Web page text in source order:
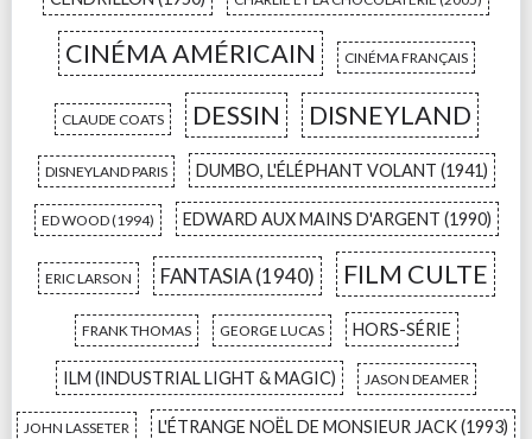
CINÉMA AMÉRICAIN CINÉMA FRANÇAIS
CLAUDE COATS DESSIN DISNEYLAND
DISNEYLAND PARIS DUMBO, L'ÉLÉPHANT VOLANT (1941)
ED WOOD (1994) EDWARD AUX MAINS D'ARGENT (1990)
ERIC LARSON FANTASIA (1940) FILM CULTE
FRANK THOMAS GEORGE LUCAS HORS-SÉRIE
ILM (INDUSTRIAL LIGHT & MAGIC) JASON DEAMER
JOHN LASSETER L'ÉTRANGE NOËL DE MONSIEUR JACK (1993)